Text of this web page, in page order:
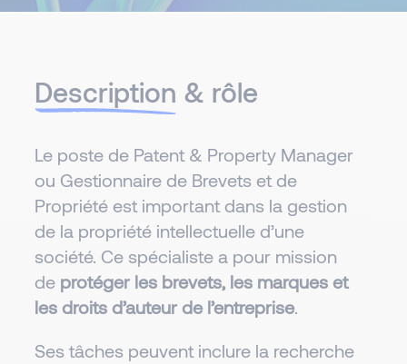
Description & rôle
Le poste de Patent & Property Manager
ou Gestionnaire de Brevets et de
Propriété est important dans la gestion
de la propriété intellectuelle d’une
société. Ce spécialiste a pour mission
de protéger les brevets, les marques et
les droits d’auteur de l’entreprise.
Ses tâches peuvent inclure la recherche